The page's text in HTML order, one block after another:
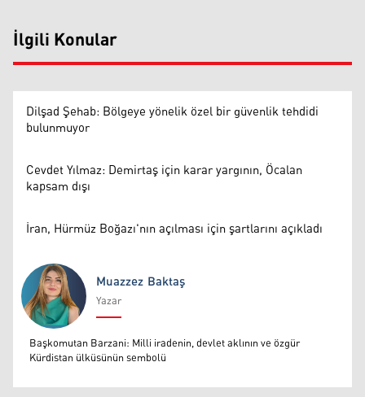
İlgili Konular
Dilşad Şehab: Bölgeye yönelik özel bir güvenlik tehdidi
bulunmuyor
Cevdet Yılmaz: Demirtaş için karar yargının, Öcalan
kapsam dışı
İran, Hürmüz Boğazı'nın açılması için şartlarını açıkladı
Muazzez Baktaş
Muazzez Baktaş
Yazar
Başkomutan Barzani: Milli iradenin, devlet aklının ve özgür
Kürdistan ülküsünün sembolü